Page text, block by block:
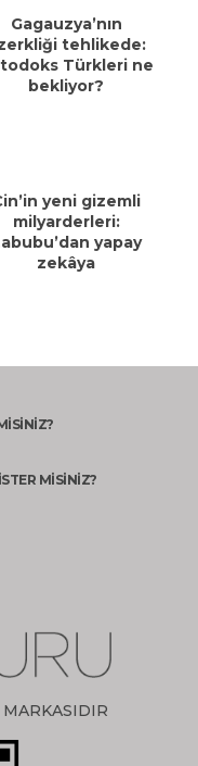
Gagauzya’nın
tehlikede:
Türkleri ne
bekliyor?
yeni gizemli
milyarderleri:
yapay
zekâya
MİSİNİZ?
MARKASIDIR